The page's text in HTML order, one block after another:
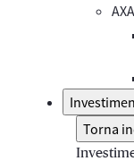
Torna